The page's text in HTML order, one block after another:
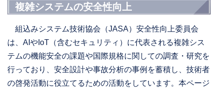
複雑システムの安全性向上
組込みシステム技術協会（JASA）安全性向上委員会
は、AIやIoT（含むセキュリティ）に代表される複雑シス
テムの機能安全の課題や国際規格に関しての調査・研究を
行っており、安全設計や事故分析の事例を蓄積し、技術者
の啓発活動に役立てるための活動をしています。本ページ